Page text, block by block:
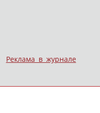
Реклама в журнале